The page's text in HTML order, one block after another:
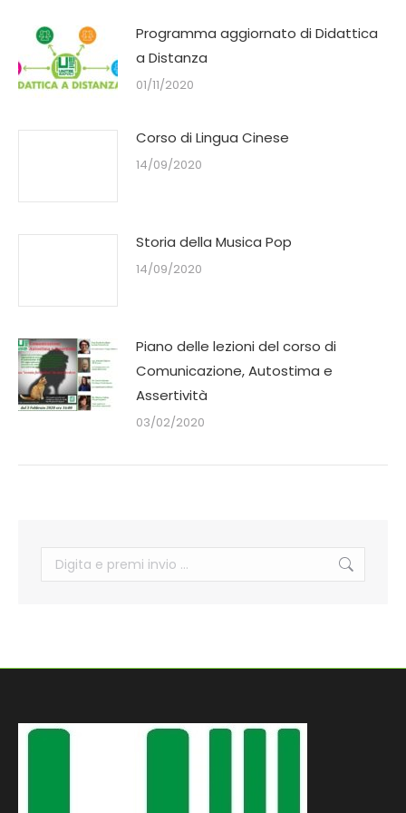
Programma aggiornato di Didattica
a Distanza
01/11/2020
Corso di Lingua Cinese
14/09/2020
Storia della Musica Pop
14/09/2020
Piano delle lezioni del corso di
Comunicazione, Autostima e
Assertività
03/02/2020